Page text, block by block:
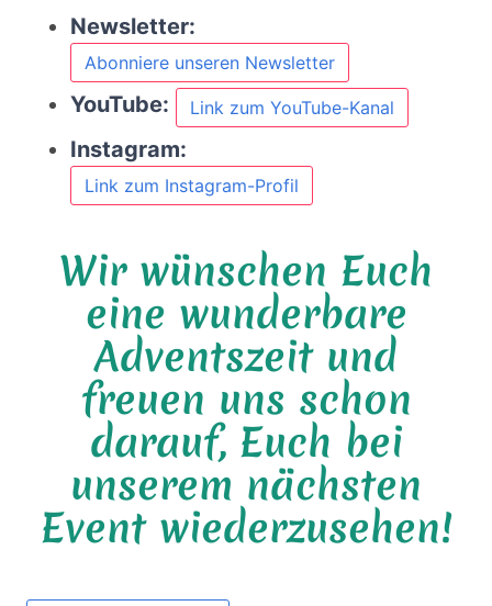
Newsletter:
Abonniere unseren Newsletter
YouTube: Link zum YouTube-Kanal
Instagram:
Link zum Instagram-Profil
Wir wünschen Euch
eine wunderbare
Adventszeit und
freuen uns schon
darauf, Euch bei
unserem nächsten
Event wiederzusehen!